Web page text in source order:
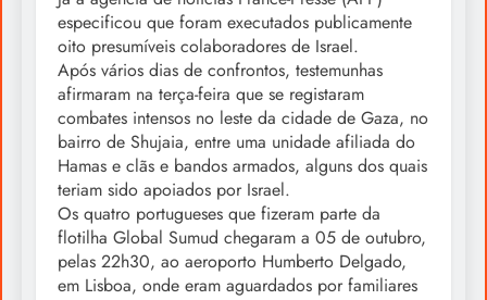
especificou que foram executados publicamente
oito presumíveis colaboradores de Israel.
Após vários dias de confrontos, testemunhas
afirmaram na terça-feira que se registaram
combates intensos no leste da cidade de Gaza, no
bairro de Shujaia, entre uma unidade afiliada do
Hamas e clãs e bandos armados, alguns dos quais
teriam sido apoiados por Israel.
Os quatro portugueses que fizeram parte da
flotilha Global Sumud chegaram a 05 de outubro,
pelas 22h30, ao aeroporto Humberto Delgado,
em Lisboa, onde eram aguardados por familiares